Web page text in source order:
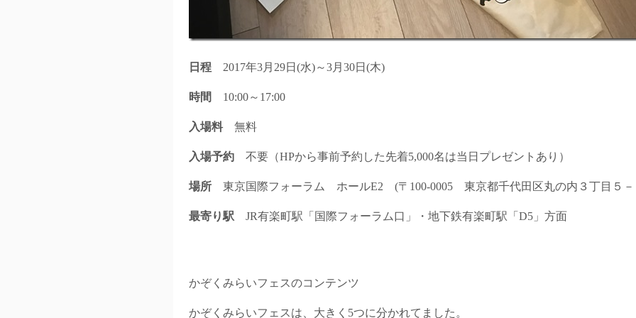
日程 2017年3月29日(水)～3月30日(木)
時間 10:00～17:00
入場料無料
入場予約 不要（HPから事前予約した先着5,000名は当日プレゼントあり）
場所 東京国際フォーラム ホールE2 (〒100-0005 東京都千代田区丸の内３丁目５－
最寄り駅 JR有楽町駅「国際フォーラム口」・地下鉄有楽町駅「D5」方面
かぞくみらいフェスのコンテンツ
かぞくみらいフェスは、大きく5つに分かれてました。